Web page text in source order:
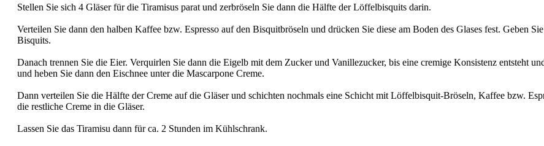
Stellen Sie sich 4 Gläser für die Tiramisus parat und zerbröseln Sie dann die Hälfte der Löffelbisquits darin.
Verteilen Sie dann den halben Kaffee bzw. Espresso auf den Bisquitbröseln und drücken Sie diese am Boden des Glases fest. Geben
Bisquits.
Danach trennen Sie die Eier. Verquirlen Sie dann die Eigelb mit dem Zucker und Vanillezucker, bis eine cremige Konsistenz entsteht
und heben Sie dann den Eischnee unter die Mascarpone Creme.
Dann verteilen Sie die Hälfte der Creme auf die Gläser und schichten nochmals eine Schicht mit Löffelbisquit-Bröseln, Kaffee bzw.
die restliche Creme in die Gläser.
Lassen Sie das Tiramisu dann für ca. 2 Stunden im Kühlschrank.